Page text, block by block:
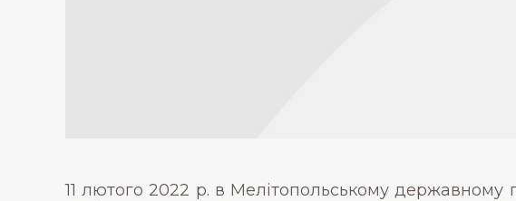
11 лютого 2022 р. в Мелітопольському державному